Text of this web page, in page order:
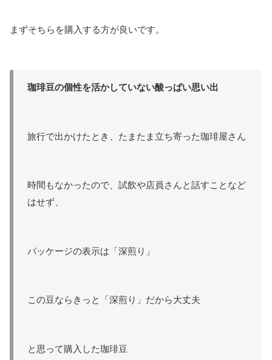
まずそちらを購入する方が良いです。
珈琲豆の個性を活かしていない酸っぱい思い出
旅行で出かけたとき、たまたま立ち寄った珈琲屋さん
時間もなかったので、試飲や店員さんと話すことなど
はせず、
パッケージの表示は「深煎り」
この豆ならきっと「深煎り」だから大丈夫
と思って購入した珈琲豆